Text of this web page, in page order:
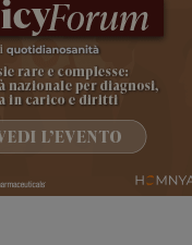
Necessari Marketing
contribuiscono a
abilitandone funzionalità di base
sulle pagine e l'accesso alle aree
sito. Il sito web non è in grado
correttamente senza questi
Google LLC